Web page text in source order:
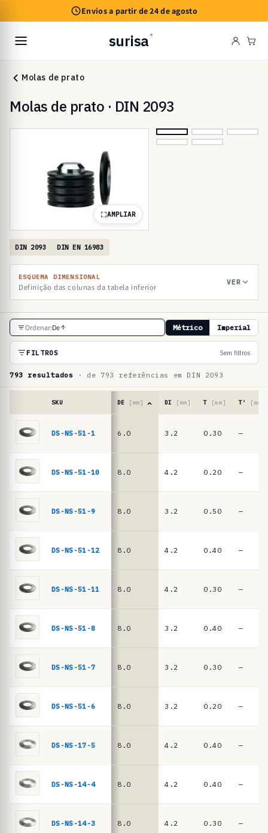
conteúdo
Envios a partir de 24 de agosto
surisa ®
Molas de prato
Molas de prato · DIN 2093
AMPLIAR
DIN 2093 DIN EN 16983
ESQUEMA DIMENSIONAL
Definição das colunas da tabela inferior
VER
T
a
e
l
f
ê
c
s
p
a
Ordenar:De Métrico Imperial
FILTROS Sem filtros
793 resultados · de 793 referências em DIN 2093
molas
prato
2093
DIN
16983
SKU DE [mm] DI [mm] T [mm] T′ [mm]
DS-NS-51-1 6.0 3.2 0.30 —
DS-NS-51-10 8.0 4.2 0.20 —
DS-NS-51-9 8.0 3.2 0.50 —
DS-NS-51-12 8.0 4.2 0.40 —
DS-NS-51-11 8.0 4.2 0.30 —
DS-NS-51-8 8.0 3.2 0.40 —
DS-NS-51-7 8.0 3.2 0.30 —
DS-NS-51-6 8.0 3.2 0.20 —
DS-NS-17-5 8.0 4.2 0.40 —
DS-NS-14-4 8.0 4.2 0.40 —
DS-NS-14-3 8.0 4.2 0.30 —